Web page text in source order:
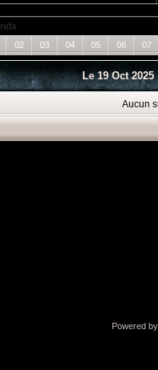
02 03 04 05 06 07
Le 19 Oct 2025
Aucun
Powered